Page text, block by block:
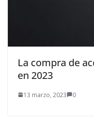
La compra de
en 2023
13 marzo, 2023 0